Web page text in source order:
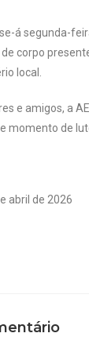
á segunda-
corpo
local.
e amigos, a
momento de
abril de 2026